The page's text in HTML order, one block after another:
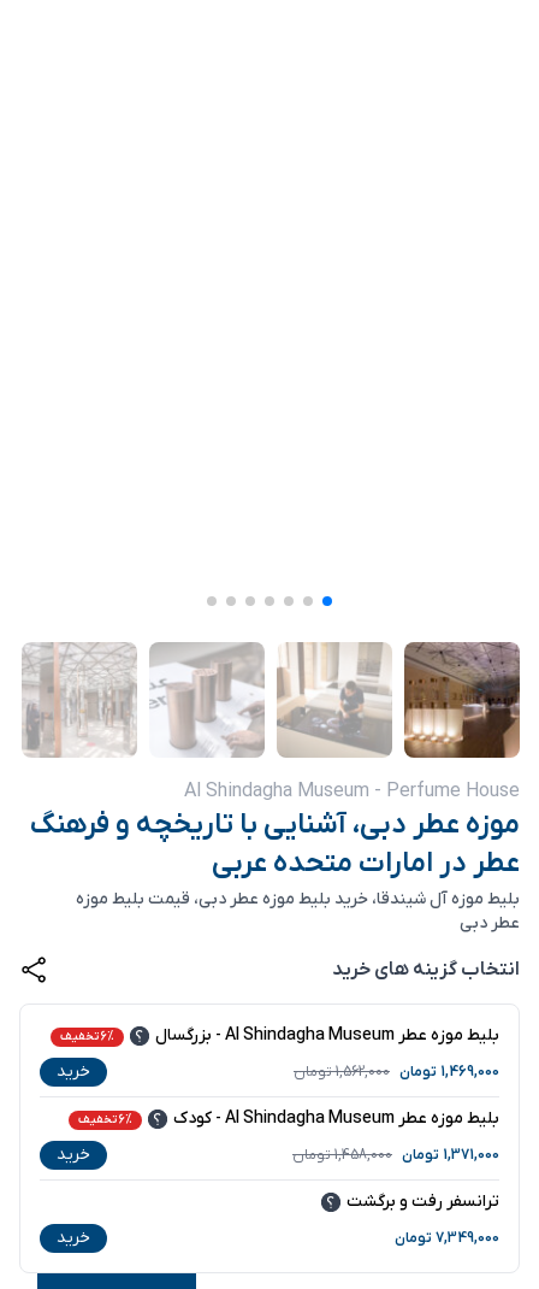
Al Shindagha Museum - Perfume House
موزه عطر دبی، آشنایی با تاریخچه و فرهنگ
عطر در امارات متحده عربی
بلیط موزه آل شیندقا، خرید بلیط موزه عطر دبی، قیمت بلیط موزه
عطر دبی
انتخاب گزینه های خرید
بلیط موزه عطر Al Shindagha Museum - بزرگسال 6% تخفیف
1,469,000 تومان 1,562,000تومان خرید
بلیط موزه عطر Al Shindagha Museum - کودک 6% تخفیف
1,371,000 تومان 1,458,000تومان خرید
ترانسفر رفت و برگشت
7,349,000 تومان خرید